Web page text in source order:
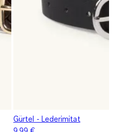
Gürtel - Lederimitat